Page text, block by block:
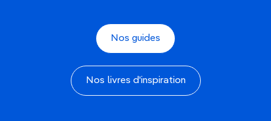
Nos guides
Nos livres d'inspiration